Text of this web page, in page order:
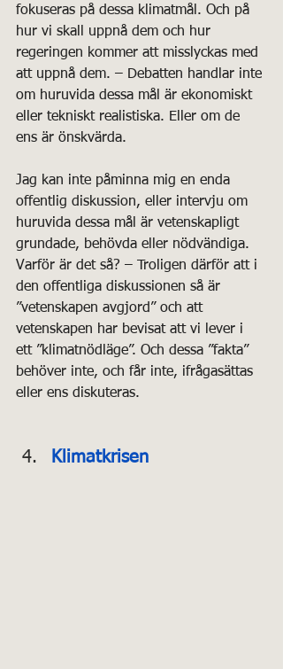
fokuseras på dessa klimatmål. Och på
hur vi skall uppnå dem och hur
regeringen kommer att misslyckas med
att uppnå dem. – Debatten handlar inte
om huruvida dessa mål är ekonomiskt
eller tekniskt realistiska. Eller om de
ens är önskvärda.
Jag kan inte påminna mig en enda
offentlig diskussion, eller intervju om
huruvida dessa mål är vetenskapligt
grundade, behövda eller nödvändiga.
Varför är det så? – Troligen därför att i
den offentliga diskussionen så är
”vetenskapen avgjord” och att
vetenskapen har bevisat att vi lever i
ett ”klimatnödläge”. Och dessa ”fakta”
behöver inte, och får inte, ifrågasättas
eller ens diskuteras.
Klimatkrisen